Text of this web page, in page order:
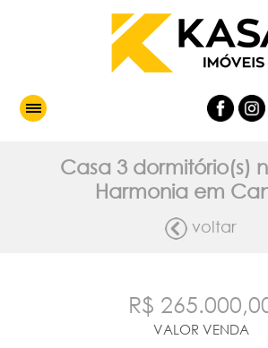
Casa 3 dormitório(s)
Harmonia em
voltar
R$
VALOR VENDA